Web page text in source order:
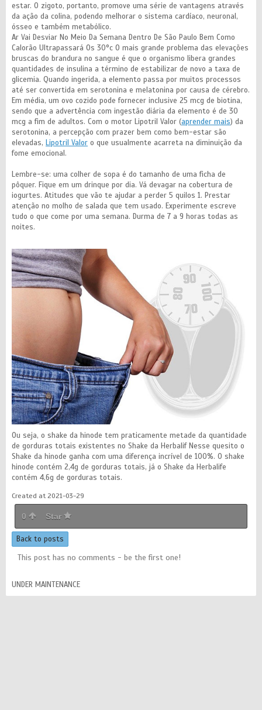
estar. O zigoto, portanto, promove uma série de vantagens através
da ação da colina, podendo melhorar o sistema cardíaco, neuronal,
ósseo e também metabólico.
Ar Vai Desviar No Meio Da Semana Dentro De São Paulo Bem Como
Calorão Ultrapassará Os 30°c O mais grande problema das elevações
bruscas do brandura no sangue é que o organismo libera grandes
quantidades de insulina a término de estabilizar de novo a taxa de
glicemia. Quando ingerida, a elemento passa por muitos processos
até ser convertida em serotonina e melatonina por causa de cérebro.
Em média, um ovo cozido pode fornecer inclusive 25 mcg de biotina,
sendo que a advertência com ingestão diária da elemento é de 30
mcg a fim de adultos. Com o motor Lipotril Valor (aprender mais) da
serotonina, a percepção com prazer bem como bem-estar são
elevadas, Lipotril Valor o que usualmente acarreta na diminuição da
fome emocional.
Lembre-se: uma colher de sopa é do tamanho de uma ficha de
pôquer. Fique em um drinque por dia. Vá devagar na cobertura de
iogurtes. Atitudes que vão te ajudar a perder 5 quilos 1. Prestar
atenção no molho de salada que tem usado. Experimente escreve
tudo o que come por uma semana. Durma de 7 a 9 horas todas as
noites.
Ou seja, o shake da hinode tem praticamente metade da quantidade
de gorduras totais existentes no Shake da Herbalif Nesse quesito o
Shake da hinode ganha com uma diferença incrível de 100%. O shake
hinode contém 2,4g de gorduras totais, já o Shake da Herbalife
contém 4,6g de gorduras totais.
Created at 2021-03-29
0 Star
Back to posts
This post has no comments - be the first one!
UNDER MAINTENANCE